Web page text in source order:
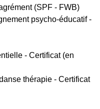
(SPF - FWB)
psycho-éducatif -
- Certificat (en
thérapie - Certificat